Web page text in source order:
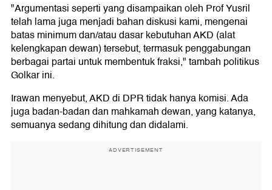
"Argumentasi seperti yang disampaikan oleh Prof Yusril
telah lama juga menjadi bahan diskusi kami, mengenai
batas minimum dan/atau dasar kebutuhan AKD (alat
kelengkapan dewan) tersebut, termasuk penggabungan
berbagai partai untuk membentuk fraksi," tambah politikus
Golkar ini.
Irawan menyebut, AKD di DPR tidak hanya komisi. Ada
juga badan-badan dan mahkamah dewan, yang katanya,
semuanya sedang dihitung dan didalami.
ADVERTISEMENT